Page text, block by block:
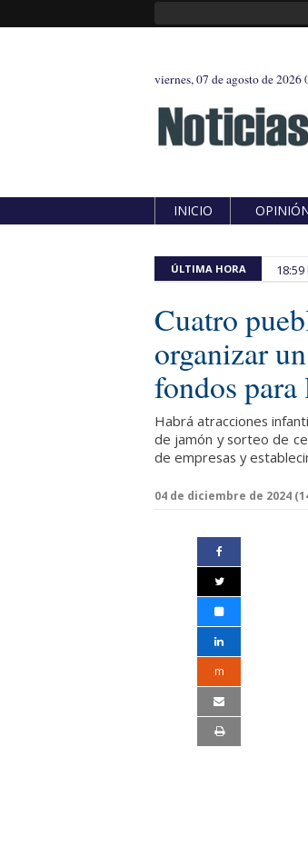
viernes, 07 de agosto de 2026
INICIO
ÚLTIMA HORA 18:59
Cuatro
organizar
fondos para
Habrá atracciones
de jamón y sorteo de
de empresas y
04 de diciembre de 2024
m